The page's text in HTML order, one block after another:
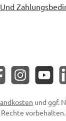
InstagramYouTube
und ggf.